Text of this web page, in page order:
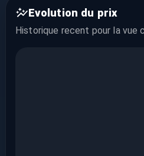
Evolution du prix
Historique recent pour la vue